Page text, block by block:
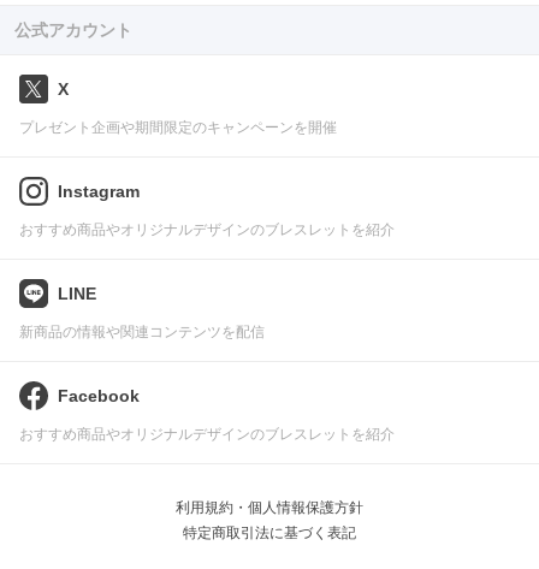
公式アカウント
X
プレゼント企画や期間限定のキャンペーンを開催
Instagram
おすすめ商品やオリジナルデザインのブレスレットを紹介
LINE
新商品の情報や関連コンテンツを配信
Facebook
おすすめ商品やオリジナルデザインのブレスレットを紹介
利用規約・個人情報保護方針
特定商取引法に基づく表記